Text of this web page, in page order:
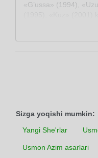
«G’ussa» (1994),
nasriy to‘plamlari
Sizga yoqishi mumkin:
Yangi She'rlar
Usmon Azim asarlari